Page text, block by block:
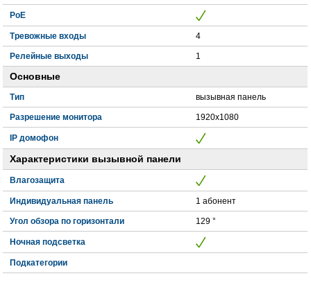
PoE
Тревожные входы 4
Релейные выходы 1
Основные
Тип вызывная панель
Разрешение монитора 1920x1080
IP домофон
Характеристики вызывной панели
Влагозащита
Индивидуальная панель 1 абонент
Угол обзора по горизонтали 129 °
Ночная подсветка
Подкатегории